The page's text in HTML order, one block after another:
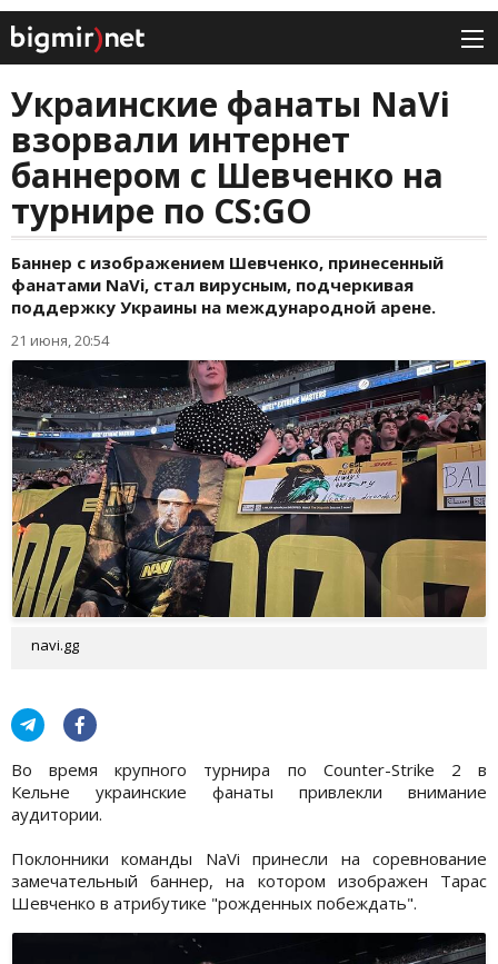
Украинские фанаты NaVi
взорвали интернет
баннером с Шевченко на
турнире по CS:GO
Баннер с изображением Шевченко, принесенный
фанатами NaVi, стал вирусным, подчеркивая
поддержку Украины на международной арене.
21 июня, 20:54
navi.gg
Во время крупного турнира по Counter-Strike 2 в
Кельне украинские фанаты привлекли внимание
аудитории.
Поклонники команды NaVi принесли на соревнование
замечательный баннер, на котором изображен Тарас
Шевченко в атрибутике "рожденных побеждать".